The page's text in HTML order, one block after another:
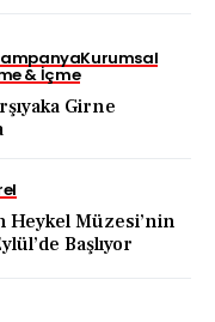
Kurumsal
& İçme
Girne
Heykel Müzesi’nin
Başlıyor